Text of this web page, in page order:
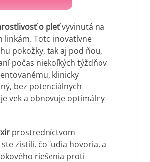
o pleťvyvinutá na
linkám. Toto inovatívne
pokožky, tak aj pod ňou,
počas niekoľkých týždňov
klinicky
bez potenciálnych
vek a obnovuje optimálny
prostredníctvom
zistili, čo ľudia hovoria, a
riešenia proti